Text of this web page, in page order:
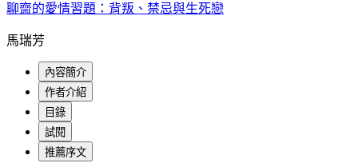
聊齋的愛情習題：背叛、禁忌與生死戀
馬瑞芳
內容簡介
作者介紹
目錄
試閱
推薦序文